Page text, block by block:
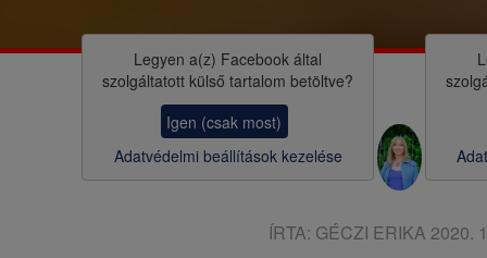
n
i
o Legyen a(z) Facebook által
szolgáltatott külső tartalom betöltve?
Igen (csak most)
Adatvédelmi beállítások kezelése
ÍRTA: GÉCZI ERIKA 2020.